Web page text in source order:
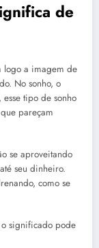
de
logo a imagem de
No sonho, o
tipo de sonho
pareçam
se aproveitando
seu dinheiro.
como se
o significado pode